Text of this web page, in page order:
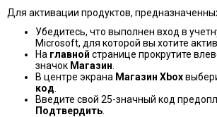
Для активации продуктов,
Убедитесь, что выполнен вход в
Microsoft, для которой вы хотите
На главной странице прокрутите
значок Магазин
В центре экрана Магазин Xbox
код
Введите свой 25-значный код
Подтвердить